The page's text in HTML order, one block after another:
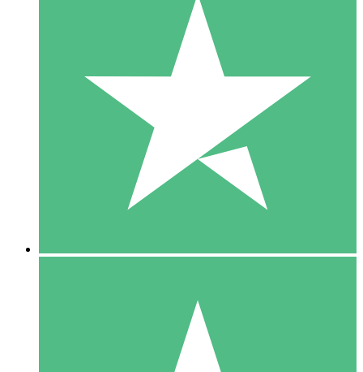
Individuele Creditpakketten
Betaal per gebruik met downloadtegoeden. Geen maandelijkse
1000
10 Downloaden
20 00